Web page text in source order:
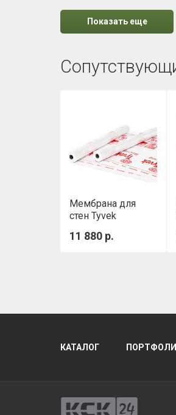
Показать еще
Мембрана для
стен Tyvek
м
11 880 р.
КАТАЛОГ